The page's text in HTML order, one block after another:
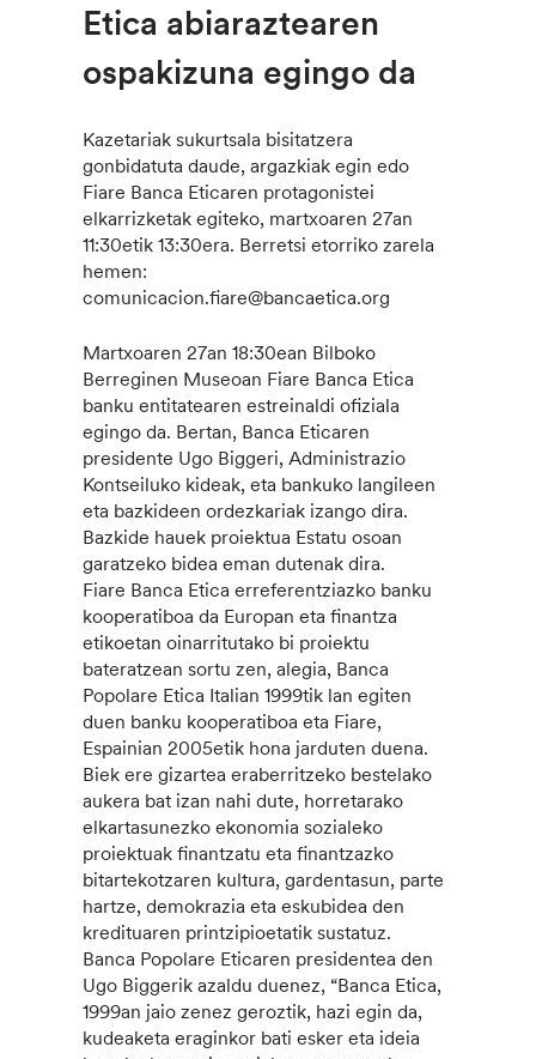
Etica abiaraztearen
ospakizuna egingo da
Kazetariak sukurtsala bisitatzera
gonbidatuta daude, argazkiak egin edo
Fiare Banca Eticaren protagonistei
elkarrizketak egiteko, martxoaren 27an
11:30etik 13:30era. Berretsi etorriko zarela
hemen:
comunicacion.fiare@bancaetica.org
Martxoaren 27an 18:30ean Bilboko
Berreginen Museoan Fiare Banca Etica
banku entitatearen estreinaldi ofiziala
egingo da. Bertan, Banca Eticaren
presidente Ugo Biggeri, Administrazio
Kontseiluko kideak, eta bankuko langileen
eta bazkideen ordezkariak izango dira.
Bazkide hauek proiektua Estatu osoan
garatzeko bidea eman dutenak dira.
Fiare Banca Etica erreferentziazko banku
kooperatiboa da Europan eta finantza
etikoetan oinarritutako bi proiektu
bateratzean sortu zen, alegia, Banca
Popolare Etica Italian 1999tik lan egiten
duen banku kooperatiboa eta Fiare,
Espainian 2005etik hona jarduten duena.
Biek ere gizartea eraberritzeko bestelako
aukera bat izan nahi dute, horretarako
elkartasunezko ekonomia sozialeko
proiektuak finantzatu eta finantzazko
bitartekotzaren kultura, gardentasun, parte
hartze, demokrazia eta eskubidea den
kredituaren printzipioetatik sustatuz.
Banca Popolare Eticaren presidentea den
Ugo Biggerik azaldu duenez, “Banca Etica,
1999an jaio zenez geroztik, hazi egin da,
kudeaketa eraginkor bati esker eta ideia